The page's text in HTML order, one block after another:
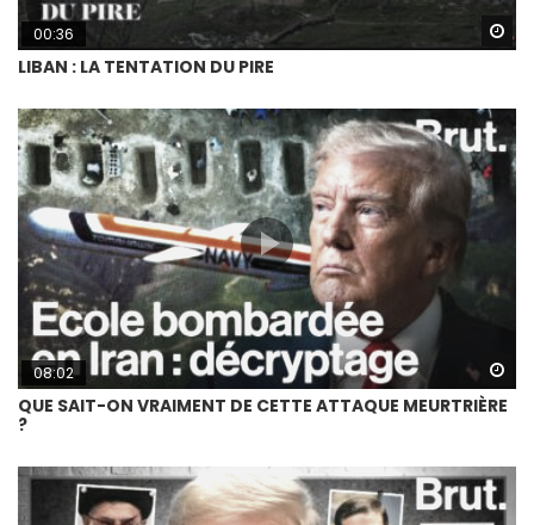
00:36
LIBAN : LA TENTATION DU PIRE
08:02
QUE SAIT-ON VRAIMENT DE CETTE ATTAQUE MEURTRIÈRE
?